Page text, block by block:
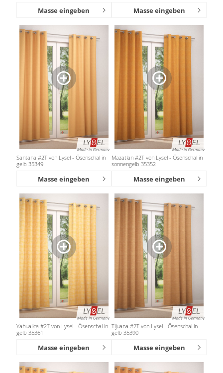
Masse eingeben Masse eingeben
Santana #2T von Lysel - Ösenschal in
gelb 35349
Masse eingeben
Mazatlan #2T von Lysel - Ösenschal in
sonnengelb 35352
Masse eingeben
Yahualica #2T von Lysel - Ösenschal in
gelb 35361
Masse eingeben
Tijuana #2T von Lysel - Ösenschal in
gelb 35390
Masse eingeben